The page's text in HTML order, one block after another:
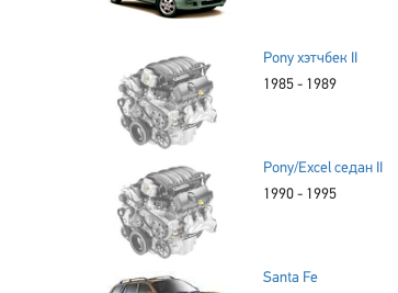
Pony хэтчбек II
1985 - 1989
Pony/Excel седан II
1990 - 1995
Santa Fe